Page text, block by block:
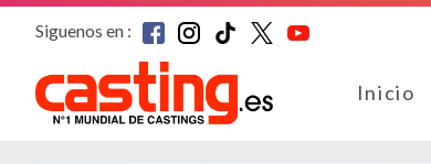
Siguenos en :
Inicio